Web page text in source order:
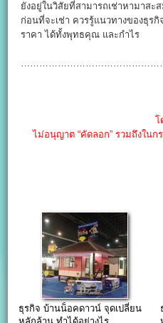
ยังอยู่ในวิสัยที่สามารถเช่าหามาส
ก่อนที่จะเช่า ควรรู้แนวทางของธุร
ราคา ได้ทั้งพุทธคุณ และกำไร
โ
ไม่อนุญาต “คัดลอก” รวมถึงใน
ธุรกิจ บ้านน็อคดาวน์ จุดเปลี่ยน